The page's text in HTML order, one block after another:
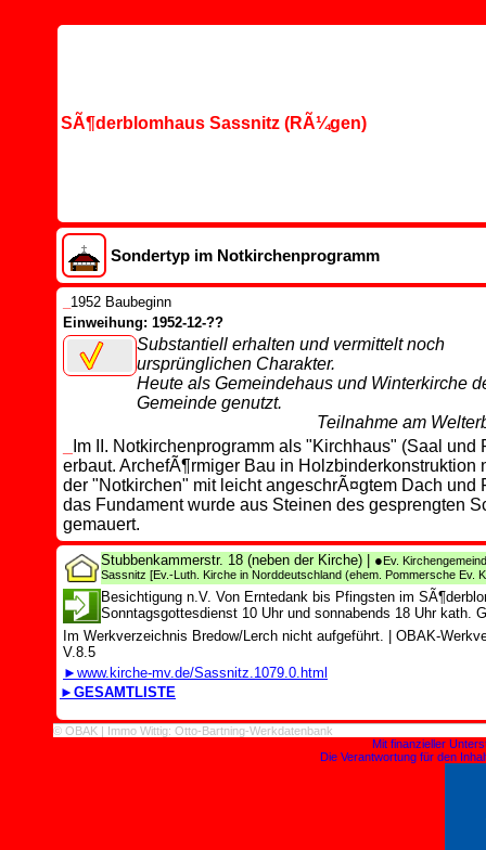
SÃ¶derblomhaus Sassnitz (RÃ¼gen)
Sondertyp im Notkirchenprogramm
1952 Baubeginn
Einweihung: 1952-12-??
Substantiell erhalten und vermittelt noch
ursprünglichen Charakter.
Heute als Gemeindehaus und Winterkirche
Gemeinde genutzt.
Teilnahme am
Im II. Notkirchenprogramm als "Kirchhaus" (Saal und
erbaut. ArchefÃ¶rmiger Bau in Holzbinderkonstruktion
der "Notkirchen" mit leicht angeschrÃ¤gtem Dach und
das Fundament wurde aus Steinen des gesprengten
gemauert.
Stubbenkammerstr. 18 (neben der Kirche) | ●Ev.
Sassnitz [Ev.-Luth. Kirche in Norddeutschland (ehem. Pommersche Ev.
Besichtigung n.V. Von Erntedank bis Pfingsten im
Sonntagsgottesdienst 10 Uhr und sonnabends 18 Uhr kath.
Im Werkverzeichnis Bredow/Lerch nicht aufgeführt.
OBAK-
V.8.5
►www.kirche-mv.de/Sassnitz.1079.0.html
►GESAMTLISTE
© OBAK | Immo Wittig: Otto-Bartning-Werkdatenbank
Mit finanzieller
Die Verantwortung für den